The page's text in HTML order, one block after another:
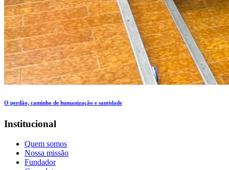
O perdão, caminho de humanização e santidade
Institucional
Quem somos
Nossa missão
Fundador